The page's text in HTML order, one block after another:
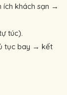
khách sạn →
túc).
tục bay → kết